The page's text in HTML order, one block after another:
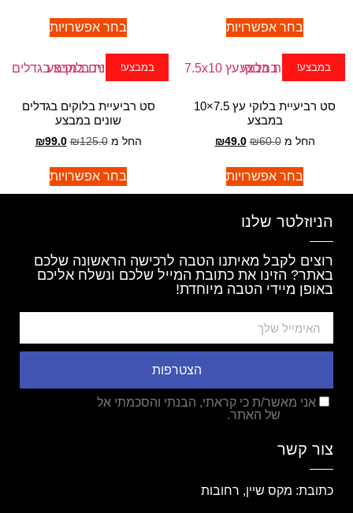
בחר אפשרויות בחר אפשרויות
במבצע!
סט רביעיית בלוקי עץ 7.5×10
במבצע
החל מ ₪60.0
₪49.0
בחר אפשרויות
במבצע!
סט רביעיית בלוקים בגדלים
שונים במבצע
החל מ ₪125.0
₪99.0
בחר אפשרויות
צור קשר
כתובת: מקס שיין, רחובות
הניוזלטר שלנו
רוצים לקבל מאיתנו הטבה לרכישה הראשונה שלכם
באתר? הזינו את כתובת המייל שלכם ונשלח אליכם
באופן מיידי הטבה מיוחדת!
הצטרפות
אני מאשר/ת כי קראתי, הבנתי והסכמתי אל
של האתר.